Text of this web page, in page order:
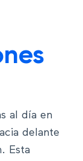
al día en
delante
Esta